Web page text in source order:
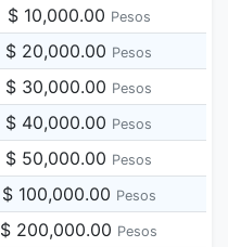
$ 10,000.00 Pesos
$ 20,000.00 Pesos
$ 30,000.00 Pesos
$ 40,000.00 Pesos
$ 50,000.00 Pesos
$ 100,000.00 Pesos
$ 200,000.00 Pesos